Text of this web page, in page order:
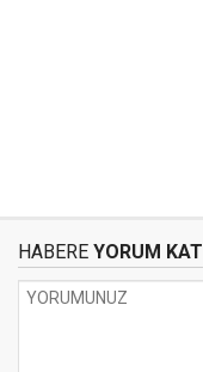
HABERE YORUM KAT